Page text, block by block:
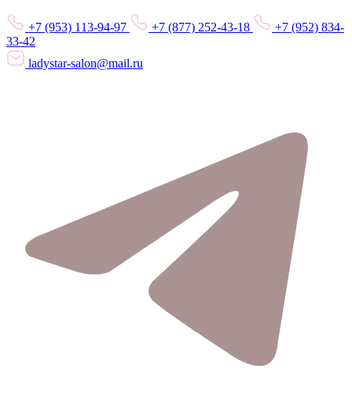
+7 (953) 113-94-97 +7 (877) 252-43-18
+7 (952) 834-
33-42
ladystar-salon@mail.ru